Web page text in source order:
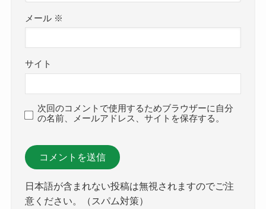
メール ※
サイト
次回のコメントで使用するためブラウザーに自分
の名前、メールアドレス、サイトを保存する。
日本語が含まれない投稿は無視されますのでご注
意ください。（スパム対策）